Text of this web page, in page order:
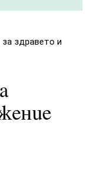
здравето и